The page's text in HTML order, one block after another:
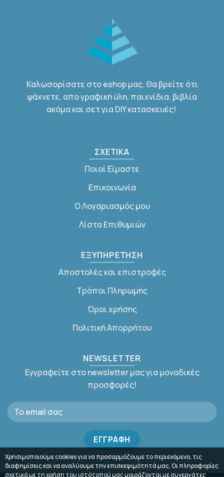
Καλωσορίσατε στο eshop μας. Θα βρείτε ότι
ψάχνετε, απο γραφική ύλη, παιχνίδια, βιβλία
ακόμα και σετ για DIY κατασκευές!
ΣΧΕΤΙΚΑ
Ποιοί Είμαστε
Επικοινωνία
Ο Λογαριασμός μου
Λίστα Επιθυμιών
ΕΞΥΠΗΡΕΤΗΣΗ
Αποστολές και επιστροφές
Τρόποι Πληρωμής
Όροι χρήσης
Πολιτική Απορρήτου
NEWSLETTER
Εγγραφείτε στο newsletter μας για μοναδικές
προσφορές!
Χρησιμοποιούμε cookies για να προσαρμόζουμε το περιεχόμενο, τις
διαφημίσεις και να αναλύουμε την επισκεψιμότητά μας. Οι πληροφορίες
σχετικά με τη χρήση του ιστότοπού μας μοιράζονται με συνεργάτες